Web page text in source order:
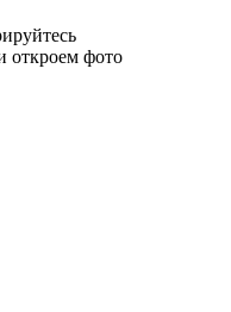
откроем фото